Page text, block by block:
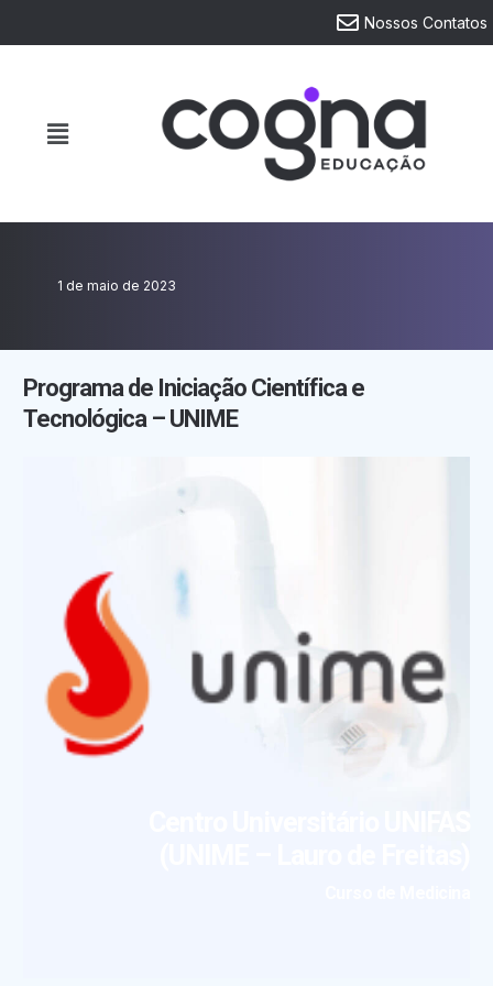
Nossos Contatos
1 de maio de 2023
Programa de Iniciação Científica e
Tecnológica – UNIME